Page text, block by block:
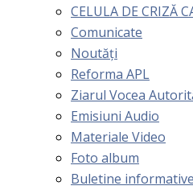
CELULA DE CRIZĂ
Comunicate
Noutăți
Reforma APL
Ziarul Vocea
Emisiuni Audio
Materiale Video
Foto album
Buletine informative